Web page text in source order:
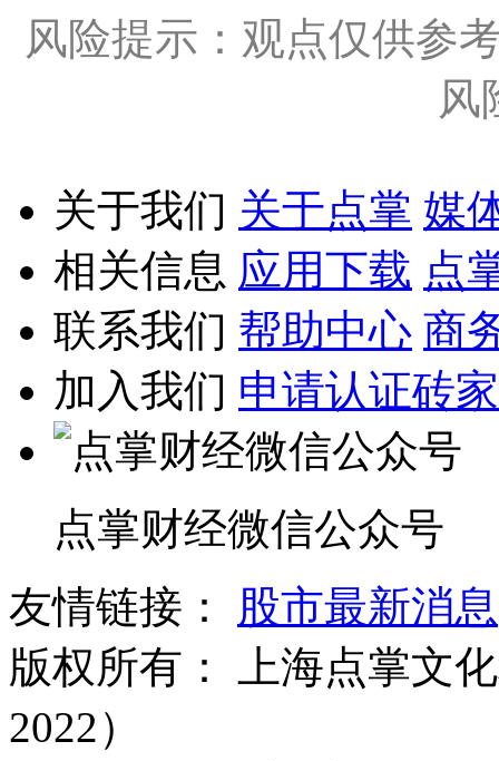
风险提示：观点仅供参
风
关于我们 关于点掌 媒
相关信息 应用下载 点
联系我们 帮助中心 商
加入我们 申请认证砖家
点掌财经微信公众号
友情链接：
股市最新消息
版权所有：
上海点掌文
2022）